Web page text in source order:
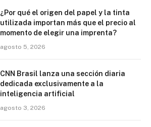
¿Por qué el origen del papel y la tinta
utilizada importan más que el precio al
momento de elegir una imprenta?
agosto 5, 2026
CNN Brasil lanza una sección diaria
dedicada exclusivamente a la
inteligencia artificial
agosto 3, 2026